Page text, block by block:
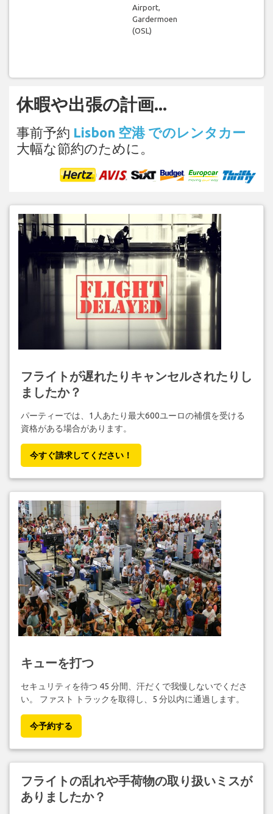
Airport,
Gardermoen
(OSL)
休暇や出張の計画...
事前予約 Lisbon 空港 でのレンタカー
大幅な節約のために。
フライトが遅れたりキャンセルされたりし
ましたか？
パーティーでは、1人あたり最大600ユーロの補償を受ける
資格がある場合があります。
今すぐ請求してください！
キューを打つ
セキュリティを待つ 45 分間、汗だくで我慢しないでくださ
い。 ファスト トラックを取得し、5 分以内に通過します。
今予約する
フライトの乱れや手荷物の取り扱いミスが
ありましたか？